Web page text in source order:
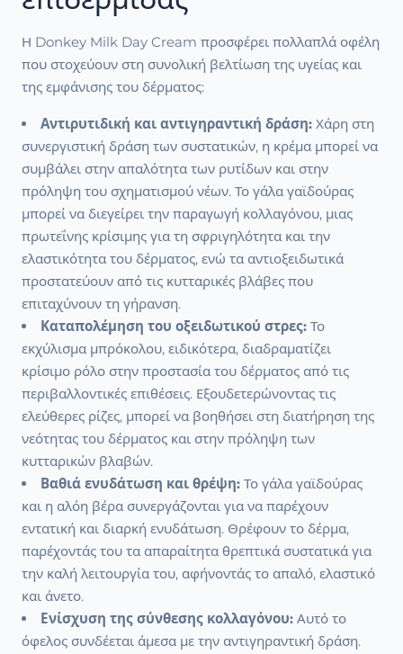
Η Donkey Milk Day Cream προσφέρει πολλαπλά οφέλη
που στοχεύουν στη συνολική βελτίωση της υγείας και
της εμφάνισης του δέρματος:
Αντιρυτιδική και αντιγηραντική δράση: Χάρη στη
συνεργιστική δράση των συστατικών, η κρέμα μπορεί να
συμβάλει στην απαλότητα των ρυτίδων και στην
πρόληψη του σχηματισμού νέων. Το γάλα γαϊδούρας
μπορεί να διεγείρει την παραγωγή κολλαγόνου, μιας
πρωτεΐνης κρίσιμης για τη σφριγηλότητα και την
ελαστικότητα του δέρματος, ενώ τα αντιοξειδωτικά
προστατεύουν από τις κυτταρικές βλάβες που
επιταχύνουν τη γήρανση.
Καταπολέμηση του οξειδωτικού στρες: Το
εκχύλισμα μπρόκολου, ειδικότερα, διαδραματίζει
κρίσιμο ρόλο στην προστασία του δέρματος από τις
περιβαλλοντικές επιθέσεις. Εξουδετερώνοντας τις
ελεύθερες ρίζες, μπορεί να βοηθήσει στη διατήρηση της
νεότητας του δέρματος και στην πρόληψη των
κυτταρικών βλαβών.
Βαθιά ενυδάτωση και θρέψη: Το γάλα γαϊδούρας
και η αλόη βέρα συνεργάζονται για να παρέχουν
εντατική και διαρκή ενυδάτωση. Θρέφουν το δέρμα,
παρέχοντάς του τα απαραίτητα θρεπτικά συστατικά για
την καλή λειτουργία του, αφήνοντάς το απαλό, ελαστικό
και άνετο.
Ενίσχυση της σύνθεσης κολλαγόνου: Αυτό το
όφελος συνδέεται άμεσα με την αντιγηραντική δράση.